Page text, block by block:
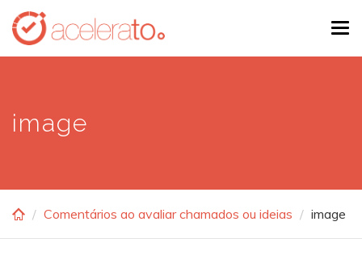
Skip
main
image
Comentários ao avaliar chamados ou ideias image